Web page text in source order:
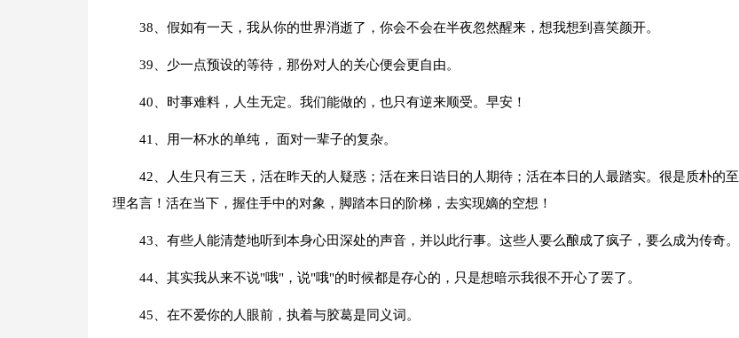
38、假如有一天，我从你的世界消逝了，你会不会在半夜忽然醒来，想我想到喜笑颜开。
39、少一点预设的等待，那份对人的关心便会更自由。
40、时事难料，人生无定。我们能做的，也只有逆来顺受。早安！
41、用一杯水的单纯， 面对一辈子的复杂。
42、人生只有三天，活在昨天的人疑惑；活在来日诰日的人期待；活在本日的人最踏实。很是质朴的至
理名言！活在当下，握住手中的对象，脚踏本日的阶梯，去实现嫡的空想！
43、有些人能清楚地听到本身心田深处的声音，并以此行事。这些人要么酿成了疯子，要么成为传奇。
44、其实我从来不说"哦"，说"哦"的时候都是存心的，只是想暗示我很不开心了罢了。
45、在不爱你的人眼前，执着与胶葛是同义词。